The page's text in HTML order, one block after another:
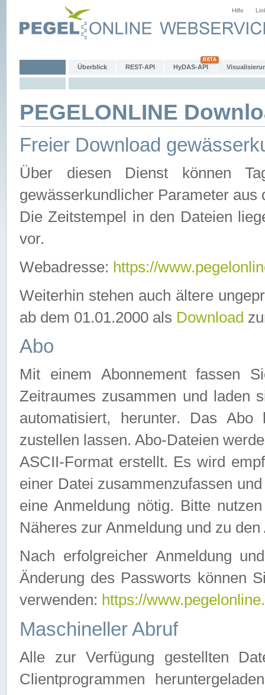
Hilfe
Überblick REST-API HyDAS-API
PEGELONLINE
Freier Download
Über diesen Dienst können
gewässerkundlicher Parameter aus
Die Zeitstempel in den Dateien
vor.
Webadresse: https://
Weiterhin stehen auch ältere
ab dem 01.01.2000 als Download
Abo
Mit einem Abonnement fassen
Zeitraumes zusammen und laden
automatisiert, herunter. Das
zustellen lassen. Abo-Dateien
ASCII-Format erstellt. Es wird
einer Datei zusammenzufassen
eine Anmeldung nötig. Bitte
Näheres zur Anmeldung und zu
Nach erfolgreicher Anmeldung
Änderung des Passworts können
verwenden: https://
Maschineller Abruf
Alle zur Verfügung gestellten
Clientprogrammen